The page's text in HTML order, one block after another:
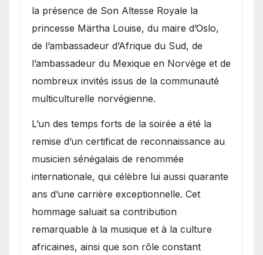
la présence de Son Altesse Royale la
princesse Märtha Louise, du maire d’Oslo,
de l’ambassadeur d’Afrique du Sud, de
l’ambassadeur du Mexique en Norvège et de
nombreux invités issus de la communauté
multiculturelle norvégienne.
​L’un des temps forts de la soirée a été la
remise d’un certificat de reconnaissance au
musicien sénégalais de renommée
internationale, qui célèbre lui aussi quarante
ans d’une carrière exceptionnelle. Cet
hommage saluait sa contribution
remarquable à la musique et à la culture
africaines, ainsi que son rôle constant